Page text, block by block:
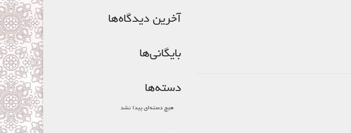
آخرین دیدگاه‌ها
بایگانی‌ها
دسته‌ها
هیچ دسته‌ای پیدا نشد